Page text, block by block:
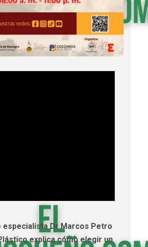
especialista Dr Marcos Petro
explica cómo elegir un